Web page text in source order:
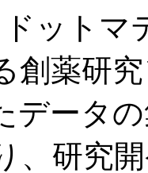
ットマ
創薬研
データ
、研究